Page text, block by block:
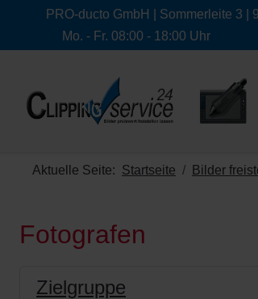
PRO-ducto GmbH | Sommerleite 3 |
Mo. - Fr. 08:00 - 18:00 Uhr
Aktuelle Seite: Startseite Bilder
Fotografen
Zielgruppe